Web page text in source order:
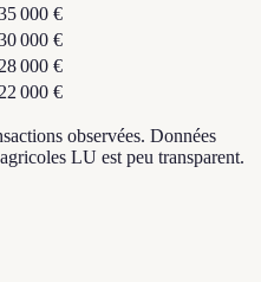
000 €
000 €
28 000 €
22 000 €
observées. Données
LU est peu transparent.